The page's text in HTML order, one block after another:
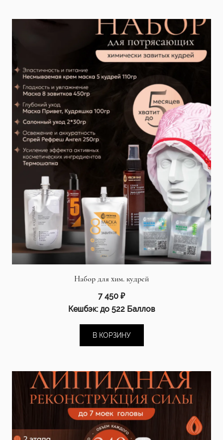
Набор для хим. кудрей
7 450 ₽
Кешбэк: до 522 Баллов
В КОРЗИНУ